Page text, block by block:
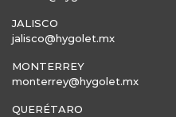
JALISCO
jalisco@hygolet.mx
MONTERREY
monterrey@hygolet.mx
QUERÉTARO